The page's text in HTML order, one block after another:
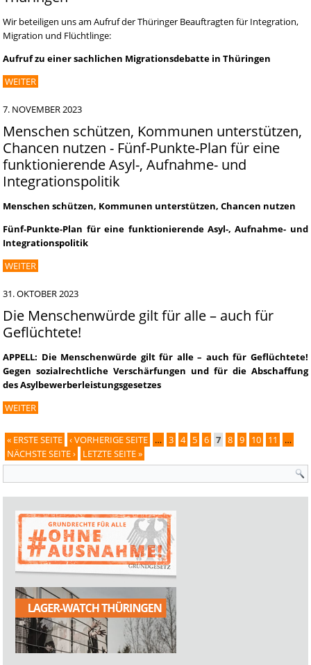
Wir beteiligen uns am Aufruf der Thüringer Beauftragten für Integration,
Migration und Flüchtlinge:
Aufruf zu einer sachlichen Migrationsdebatte in Thüringen
WEITER
7. NOVEMBER 2023
Menschen schützen, Kommunen unterstützen,
Chancen nutzen - Fünf-Punkte-Plan für eine
funktionierende Asyl-, Aufnahme- und
Integrationspolitik
Menschen schützen, Kommunen unterstützen, Chancen nutzen
Fünf-Punkte-Plan für eine funktionierende Asyl-, Aufnahme- und
Integrationspolitik
WEITER
31. OKTOBER 2023
Die Menschenwürde gilt für alle – auch für
Geflüchtete!
APPELL: Die Menschenwürde gilt für alle – auch für Geflüchtete!
Gegen sozialrechtliche Verschärfungen und für die Abschaffung
des Asylbewerberleistungsgesetzes
WEITER
Seiten
« ERSTE SEITE ‹ VORHERIGE SEITE … 3 4 5 6 7 8 9 10 11
…
NÄCHSTE SEITE ›
LETZTE SEITE »
Suchformular